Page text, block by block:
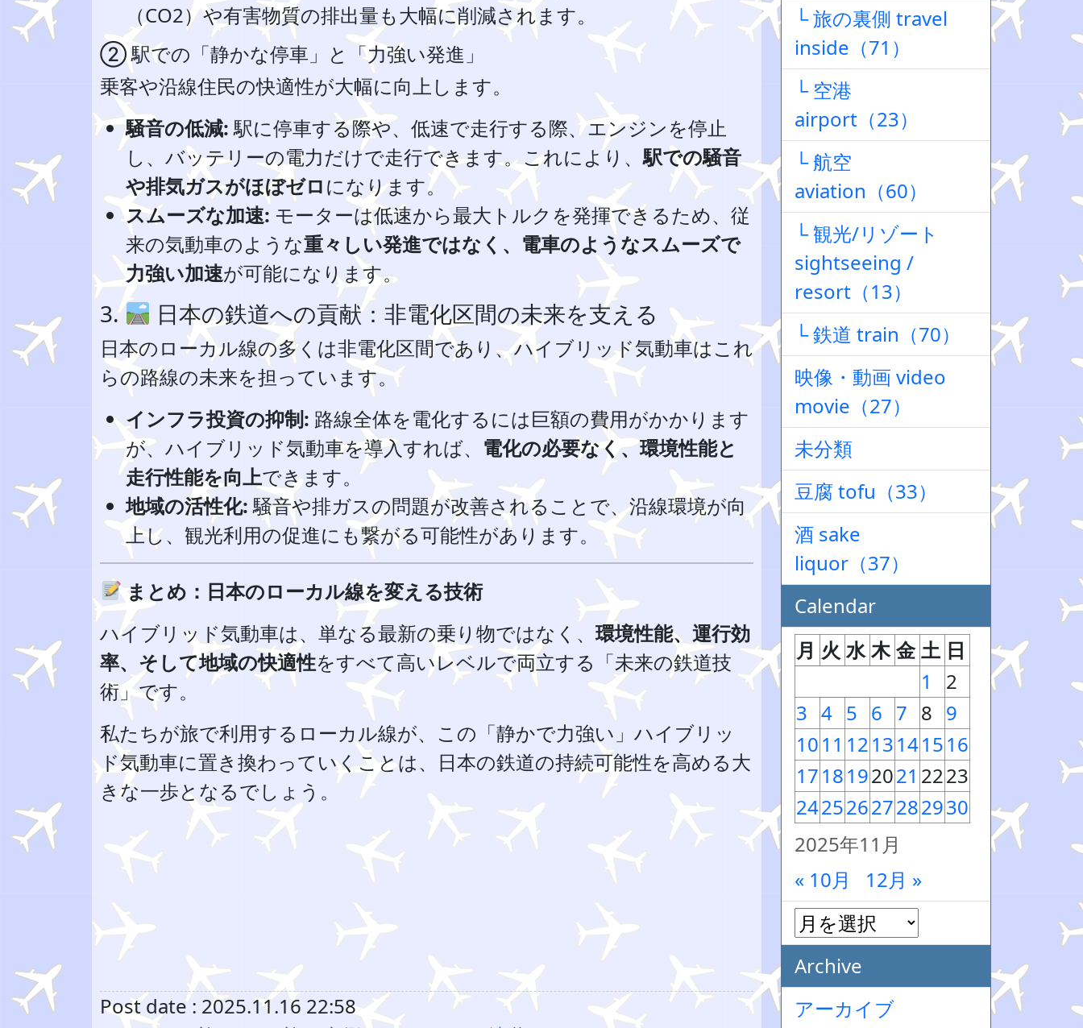
（CO2）や有害物質の排出量も大幅に削減されます。
② 駅での「静かな停車」と「力強い発進」
乗客や沿線住民の快適性が大幅に向上します。
騒音の低減:駅に停車する際や、低速で走行する際、エンジンを停止
し、バッテリーの電力だけで走行できます。これにより、駅での騒音
や排気ガスがほぼゼロになります。
スムーズな加速: モーターは低速から最大トルクを発揮できるため、従
来の気動車のような重々しい発進ではなく、電車のようなスムーズで
力強い加速が可能になります。
3. 日本の鉄道への貢献：非電化区間の未来を支える
日本のローカル線の多くは非電化区間であり、ハイブリッド気動車はこれ
らの路線の未来を担っています。
インフラ投資の抑制: 路線全体を電化するには巨額の費用がかかります
が、ハイブリッド気動車を導入すれば、 電化の必要なく、環境性能と
走行性能を向上できます。
地域の活性化:騒音や排ガスの問題が改善されることで、沿線環境が向
上し、観光利用の促進にも繋がる可能性があります。
まとめ：日本のローカル線を変える技術
ハイブリッド気動車は、単なる最新の乗り物ではなく、 環境性能、運行効
率、そして地域の快適性をすべて高いレベルで両立する「未来の鉄道技
術」です。
私たちが旅で利用するローカル線が、この「静かで力強い」ハイブリッ
ド気動車に置き換わっていくことは、日本の鉄道の持続可能性を高める大
きな一歩となるでしょう。
Post date : 2025.11.16 22:58
└ 旅の裏側 travel
inside（71）
└ 空港
airport（23）
└ 航空
aviation（60）
└ 観光/リゾート
sightseeing /
resort（13）
└ 鉄道 train（70）
映像・動画 video
movie（27）
未分類
豆腐 tofu（33）
酒 sake
liquor（37）
Calendar
2025年11月
月 火 水 木 金 土 日
1
2
3 4 5 6 7 8 9
1011 1213141516
1718192021 2223
24252627282930
« 10月 12月 »
Archive
アーカイブ